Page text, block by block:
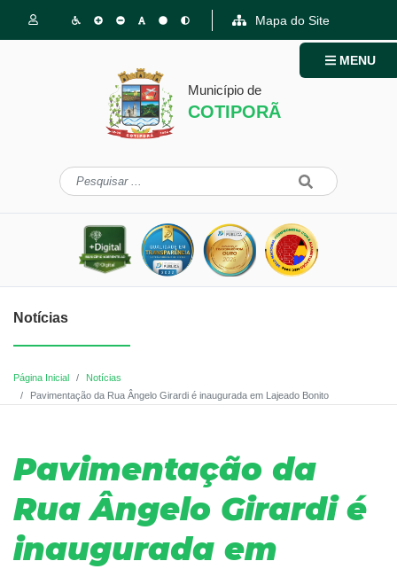
Mapa do Site
Município de
COTIPORÃ
MENU
Notícias
Página Inicial
Notícias
Pavimentação da Rua Ângelo Girardi é inaugurada em Lajeado Bonito
Pavimentação da
Rua Ângelo Girardi é
inaugurada em